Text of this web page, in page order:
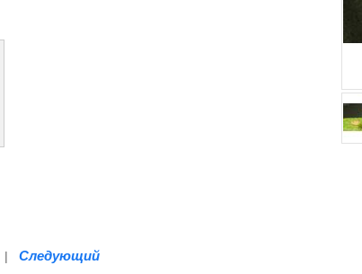
| Следующий